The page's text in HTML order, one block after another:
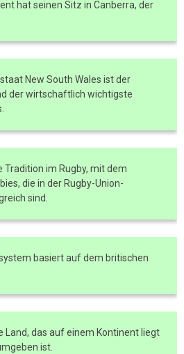
hat seinen Sitz in Canberra, der
New South Wales ist der
der wirtschaftlich wichtigste
im Rugby, mit dem
die in der Rugby-Union-
sind.
basiert auf dem britischen
Land, das auf einem Kontinent liegt
ist.